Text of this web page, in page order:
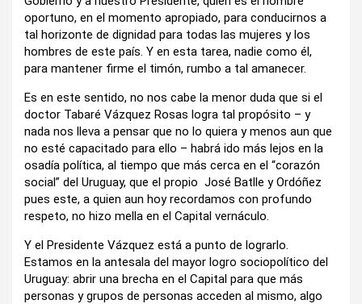
oportuno, en el momento apropiado, para conducirnos a
tal horizonte de dignidad para todas las mujeres y los
hombres de este país. Y en esta tarea, nadie como él,
para mantener firme el timón, rumbo a tal amanecer.
Es en este sentido, no nos cabe la menor duda que si el
doctor Tabaré Vázquez Rosas logra tal propósito – y
nada nos lleva a pensar que no lo quiera y menos aun que
no esté capacitado para ello – habrá ido más lejos en la
osadía política, al tiempo que más cerca en el “corazón
social” del Uruguay, que el propio José Batlle y Ordóñez
pues este, a quien aun hoy recordamos con profundo
respeto, no hizo mella en el Capital vernáculo.
Y el Presidente Vázquez está a punto de lograrlo.
Estamos en la antesala del mayor logro sociopolítico del
Uruguay: abrir una brecha en el Capital para que más
personas y grupos de personas acceden al mismo, algo